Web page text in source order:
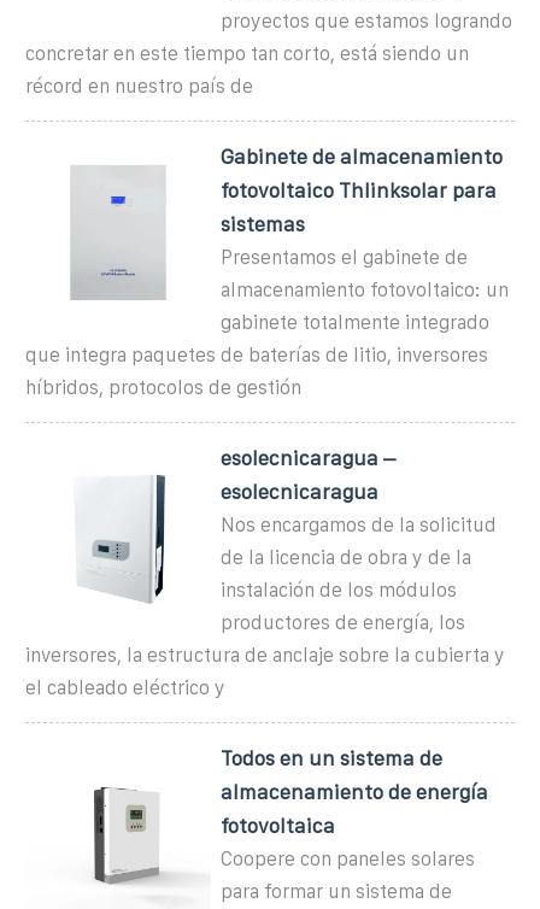
proyectos que estamos logrando
concretar en este tiempo tan corto, está siendo un
récord en nuestro país de
Gabinete de almacenamiento
fotovoltaico Thlinksolar para
sistemas
Presentamos el gabinete de
almacenamiento fotovoltaico: un
gabinete totalmente integrado
que integra paquetes de baterías de litio, inversores
híbridos, protocolos de gestión
esolecnicaragua –
esolecnicaragua
Nos encargamos de la solicitud
de la licencia de obra y de la
instalación de los módulos
productores de energía, los
inversores, la estructura de anclaje sobre la cubierta y
el cableado eléctrico y
Todos en un sistema de
almacenamiento de energía
fotovoltaica
Coopere con paneles solares
para formar un sistema de